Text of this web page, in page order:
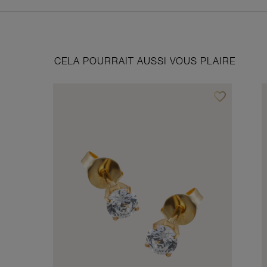
CELA POURRAIT AUSSI VOUS PLAIRE
favorite_borderAjouter à vos